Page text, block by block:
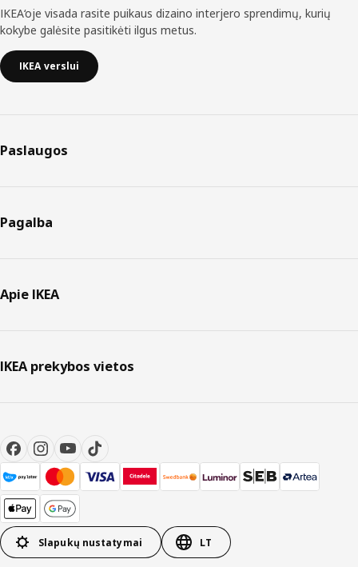
IKEA‘oje visada rasite puikaus dizaino interjero sprendimų, kurių
kokybe galėsite pasitikėti ilgus metus.
IKEA verslui
Paslaugos
Pagalba
Apie IKEA
IKEA prekybos vietos
Slapukų nustatymai LT